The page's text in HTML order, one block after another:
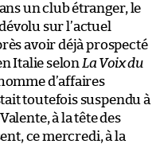
un club étranger, le
sur l’actuel
avoir déjà prospecté
Italie selon La Voix du
d’affaires
toutefois suspendu à
à la tête des
ce mercredi, à la